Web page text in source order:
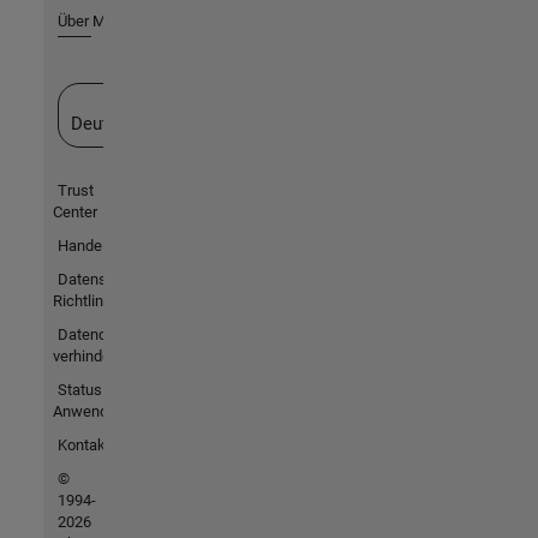
Über MathWorks
Deutschland
Trust
Center
Handelsmarken
Datenschutz-
Richtlinien
Datendiebstahl
verhindern
Status von
Anwendungen
Kontakt
©
1994-
2026